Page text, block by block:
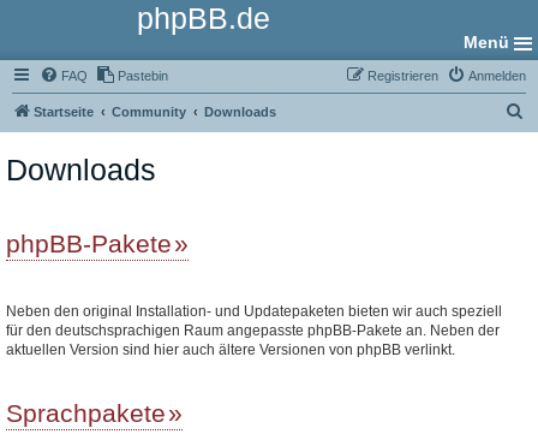
phpBB.de
Menü
FAQ Pastebin Anmelden
Registrieren
Startseite Community Downloads
Downloads
phpBB-Pakete
Neben den original Installation- und Updatepaketen bieten wir auch speziell
für den deutschsprachigen Raum angepasste phpBB-Pakete an. Neben der
aktuellen Version sind hier auch ältere Versionen von phpBB verlinkt.
Sprachpakete